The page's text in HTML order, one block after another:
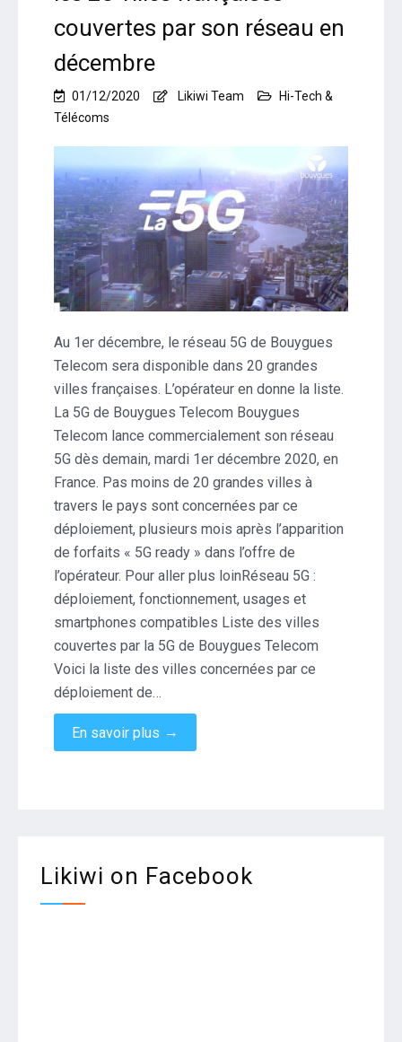
couvertes par son réseau en
décembre
01/12/2020 Likiwi Team
Hi-Tech &
Télécoms
Au 1er décembre, le réseau 5G de Bouygues
Telecom sera disponible dans 20 grandes
villes françaises. L’opérateur en donne la liste.
La 5G de Bouygues Telecom Bouygues
Telecom lance commercialement son réseau
5G dès demain, mardi 1er décembre 2020, en
France. Pas moins de 20 grandes villes à
travers le pays sont concernées par ce
déploiement, plusieurs mois après l’apparition
de forfaits « 5G ready » dans l’offre de
l’opérateur. Pour aller plus loinRéseau 5G :
déploiement, fonctionnement, usages et
smartphones compatibles Liste des villes
couvertes par la 5G de Bouygues Telecom
Voici la liste des villes concernées par ce
déploiement de…
En savoir plus →
Likiwi on Facebook